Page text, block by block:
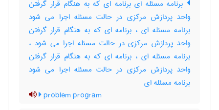
برنامه مسئله ای برنامه ای که به هنگام قرار گرفتن
واحد پردازش مرکزی در حالت مسئله اجرا می شود
برنامه مسئله ای ، برنامه ای که به هنگام قرار گرفتن
واحد پردازش مرکزی در حالت مسئله اجرا می شود ،
برنامه مسئله ای ، برنامه ای که به هنگام قرار گرفتن
واحد پردازش مرکزی در حالت مسئله اجرا می شود
برنامه مسئله ای
problem program